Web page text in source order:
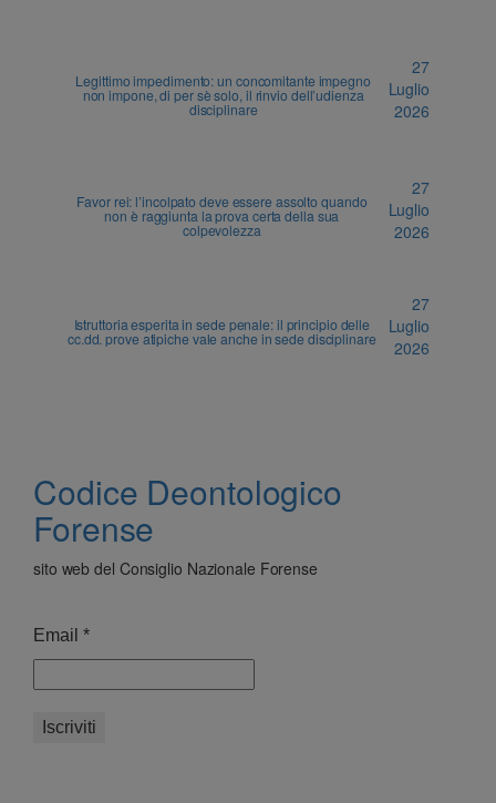
Legittimo impedimento: un concomitante impegno
non impone, di per sè solo, il rinvio dell’udienza
disciplinare
27
Luglio
2026
Favor rei: l’incolpato deve essere assolto quando
non è raggiunta la prova certa della sua
colpevolezza
27
Luglio
2026
Istruttoria esperita in sede penale: il principio delle
cc.dd. prove atipiche vale anche in sede disciplinare
27
Luglio
2026
Codice Deontologico
Forense
sito web del Consiglio Nazionale Forense
Email *